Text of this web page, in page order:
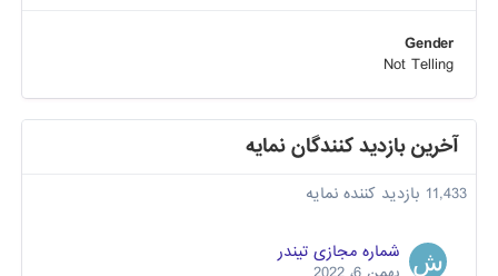
Gender
Not Telling
آخرین بازدید کنندگان نمایه
11,433 بازدید کننده نمایه
شماره مجازی تیندر